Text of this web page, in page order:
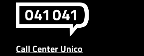
Call Center Unico